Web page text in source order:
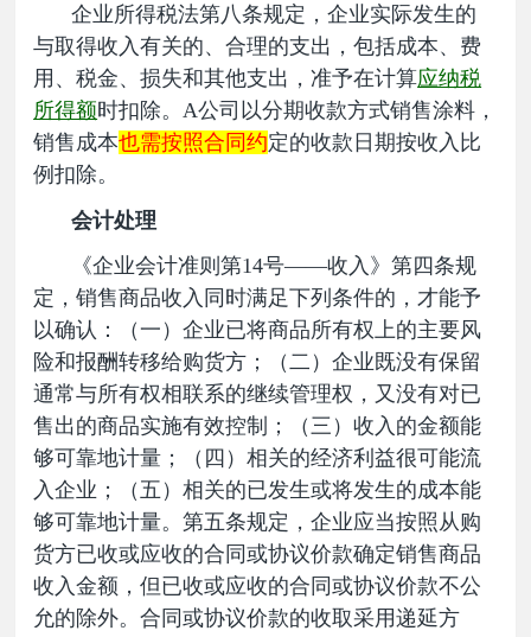
企业所得税法第八条规定，企业实际发生的
与取得收入有关的、合理的支出，包括成本、费
用、税金、损失和其他支出，准予在计算应纳税
所得额时扣除。A公司以分期收款方式销售涂料，
销售成本也需按照合同约定的收款日期按收入比
例扣除。
会计处理
《企业会计准则第14号——收入》第四条规
定，销售商品收入同时满足下列条件的，才能予
以确认：（一）企业已将商品所有权上的主要风
险和报酬转移给购货方；（二）企业既没有保留
通常与所有权相联系的继续管理权，又没有对已
售出的商品实施有效控制；（三）收入的金额能
够可靠地计量；（四）相关的经济利益很可能流
入企业；（五）相关的已发生或将发生的成本能
够可靠地计量。第五条规定，企业应当按照从购
货方已收或应收的合同或协议价款确定销售商品
收入金额，但已收或应收的合同或协议价款不公
允的除外。合同或协议价款的收取采用递延方